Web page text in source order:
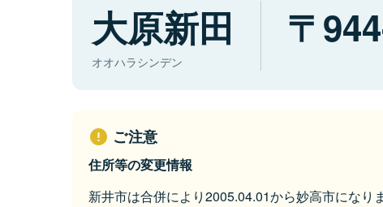
大原新田
オオハラシンデン
ご注意
住所等の変更情報
新井市は合併により2005.04.01から妙高市になり